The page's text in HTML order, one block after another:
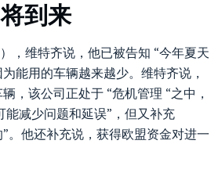
到来
，维特齐说，他已被告知 “今年夏天
能用的车辆越来越少。维特齐说，
，该公司正处于 “危机管理 “之中，
能减少问题和延误”，但又补充
。他还补充说，获得欧盟资金对进一